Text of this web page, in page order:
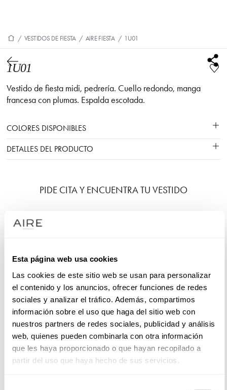
Esta página web usa cookies
Las cookies de este sitio web se usan para personalizar
el contenido y los anuncios, ofrecer funciones de redes
sociales y analizar el tráfico. Además, compartimos
información sobre el uso que haga del sitio web con
nuestros partners de redes sociales, publicidad y análisis
web, quienes pueden combinarla con otra información
que les haya proporcionado o que hayan recopilado a
partir del uso que haya hecho de sus servicios.
/ VESTIDOS DE FIESTA / AIRE FIESTA / 1U01
1U01
Vestido de fiesta midi, pedrería. Cuello redondo, manga
francesa con plumas. Espalda escotada.
COLORES DISPONIBLES
DETALLES DEL PRODUCTO
PIDE CITA Y ENCUENTRA TU VESTIDO